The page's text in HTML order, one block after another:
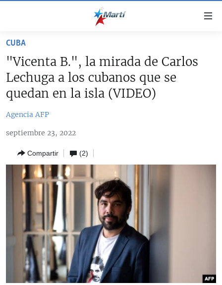
accesibilidad
contenido
principal
navegación
principal
CUBA
CUBA
SOBRE CUBA
ESTADOS UNIDOS
DEPORTES
ARTE Y ENTRETENIMIENTO
OPINIÓN GRÁFICA
AUDIOVISUALES MARTÍ
RADIO MARTÍ
ESPECIALES
ESPECIALES
MULTIMEDIA
CUBA
"Vicenta B.", la mirada de Carlos
Lechuga a los cubanos que se
quedan en la isla (VIDEO)
Agencia AFP
septiembre 23, 2022
Compartir (2)